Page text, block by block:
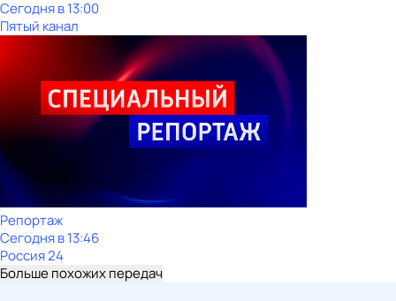
Сегодня в 13:00
Пятый канал
Репортаж
Сегодня в 13:46
Россия 24
Больше похожих передач